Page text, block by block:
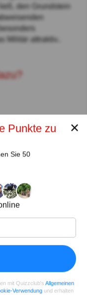
den Grundstein
Militär attraktiv..
Punktzahl
666088
✕
Punkte zu
Sie 50
mit Quizzclub's Allgemeinen
Verwendung und erhalten